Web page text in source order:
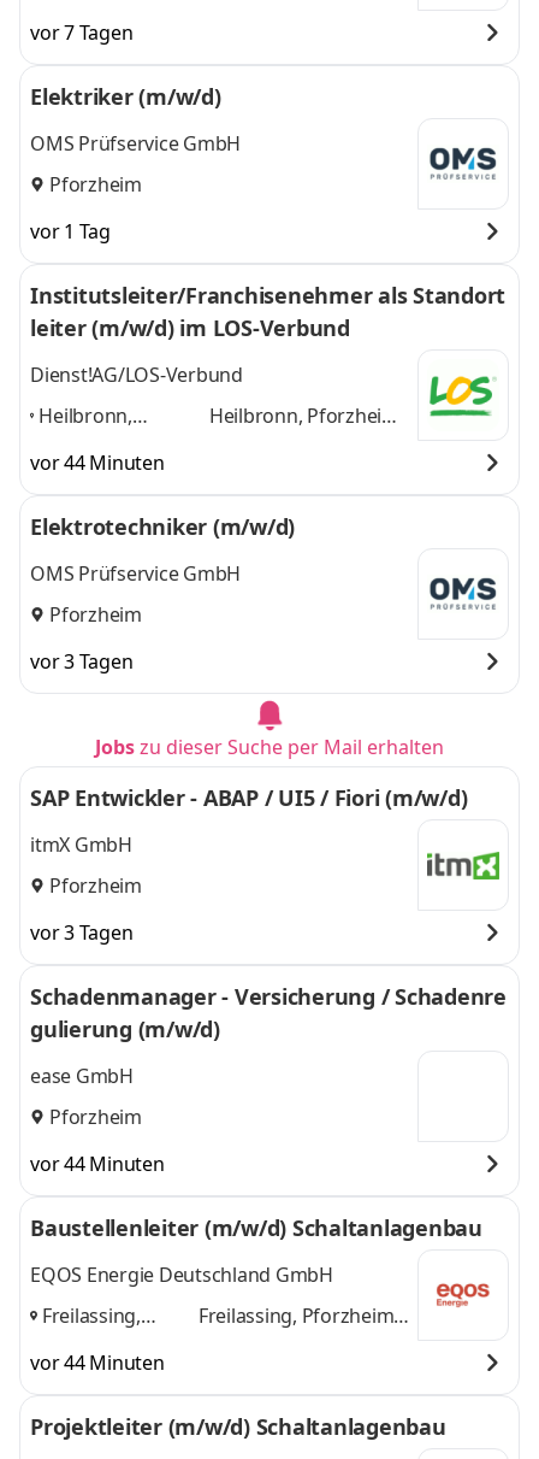
vor 7 Tagen
Elektriker (m/w/d)
OMS Prüfservice GmbH
Pforzheim
vor 1 Tag
Institutsleiter/Franchisenehmer als Standort
leiter (m/w/d) im LOS-Verbund
Dienst!AG/LOS-Verbund
Heilbronn,
Esslingen,
Böblingen,
Sindelfingen,
Tübingen
Heilbronn, Pforzheim,
und 4 weitere
vor 44 Minuten
Elektrotechniker (m/w/d)
OMS Prüfservice GmbH
Pforzheim
vor 3 Tagen
Jobszu dieser Suche per Mail erhalten
SAP Entwickler - ABAP / UI5 / Fiori (m/w/d)
itmX GmbH
Pforzheim
vor 3 Tagen
Schadenmanager - Versicherung / Schadenre
gulierung (m/w/d)
ease GmbH
Pforzheim
vor 44 Minuten
Baustellenleiter (m/w/d) Schaltanlagenbau
EQOS Energie Deutschland GmbH
Freilassing,
Pfungstadt,
Freilassing, Pforzheim,
vor 44 Minuten
Projektleiter (m/w/d) Schaltanlagenbau